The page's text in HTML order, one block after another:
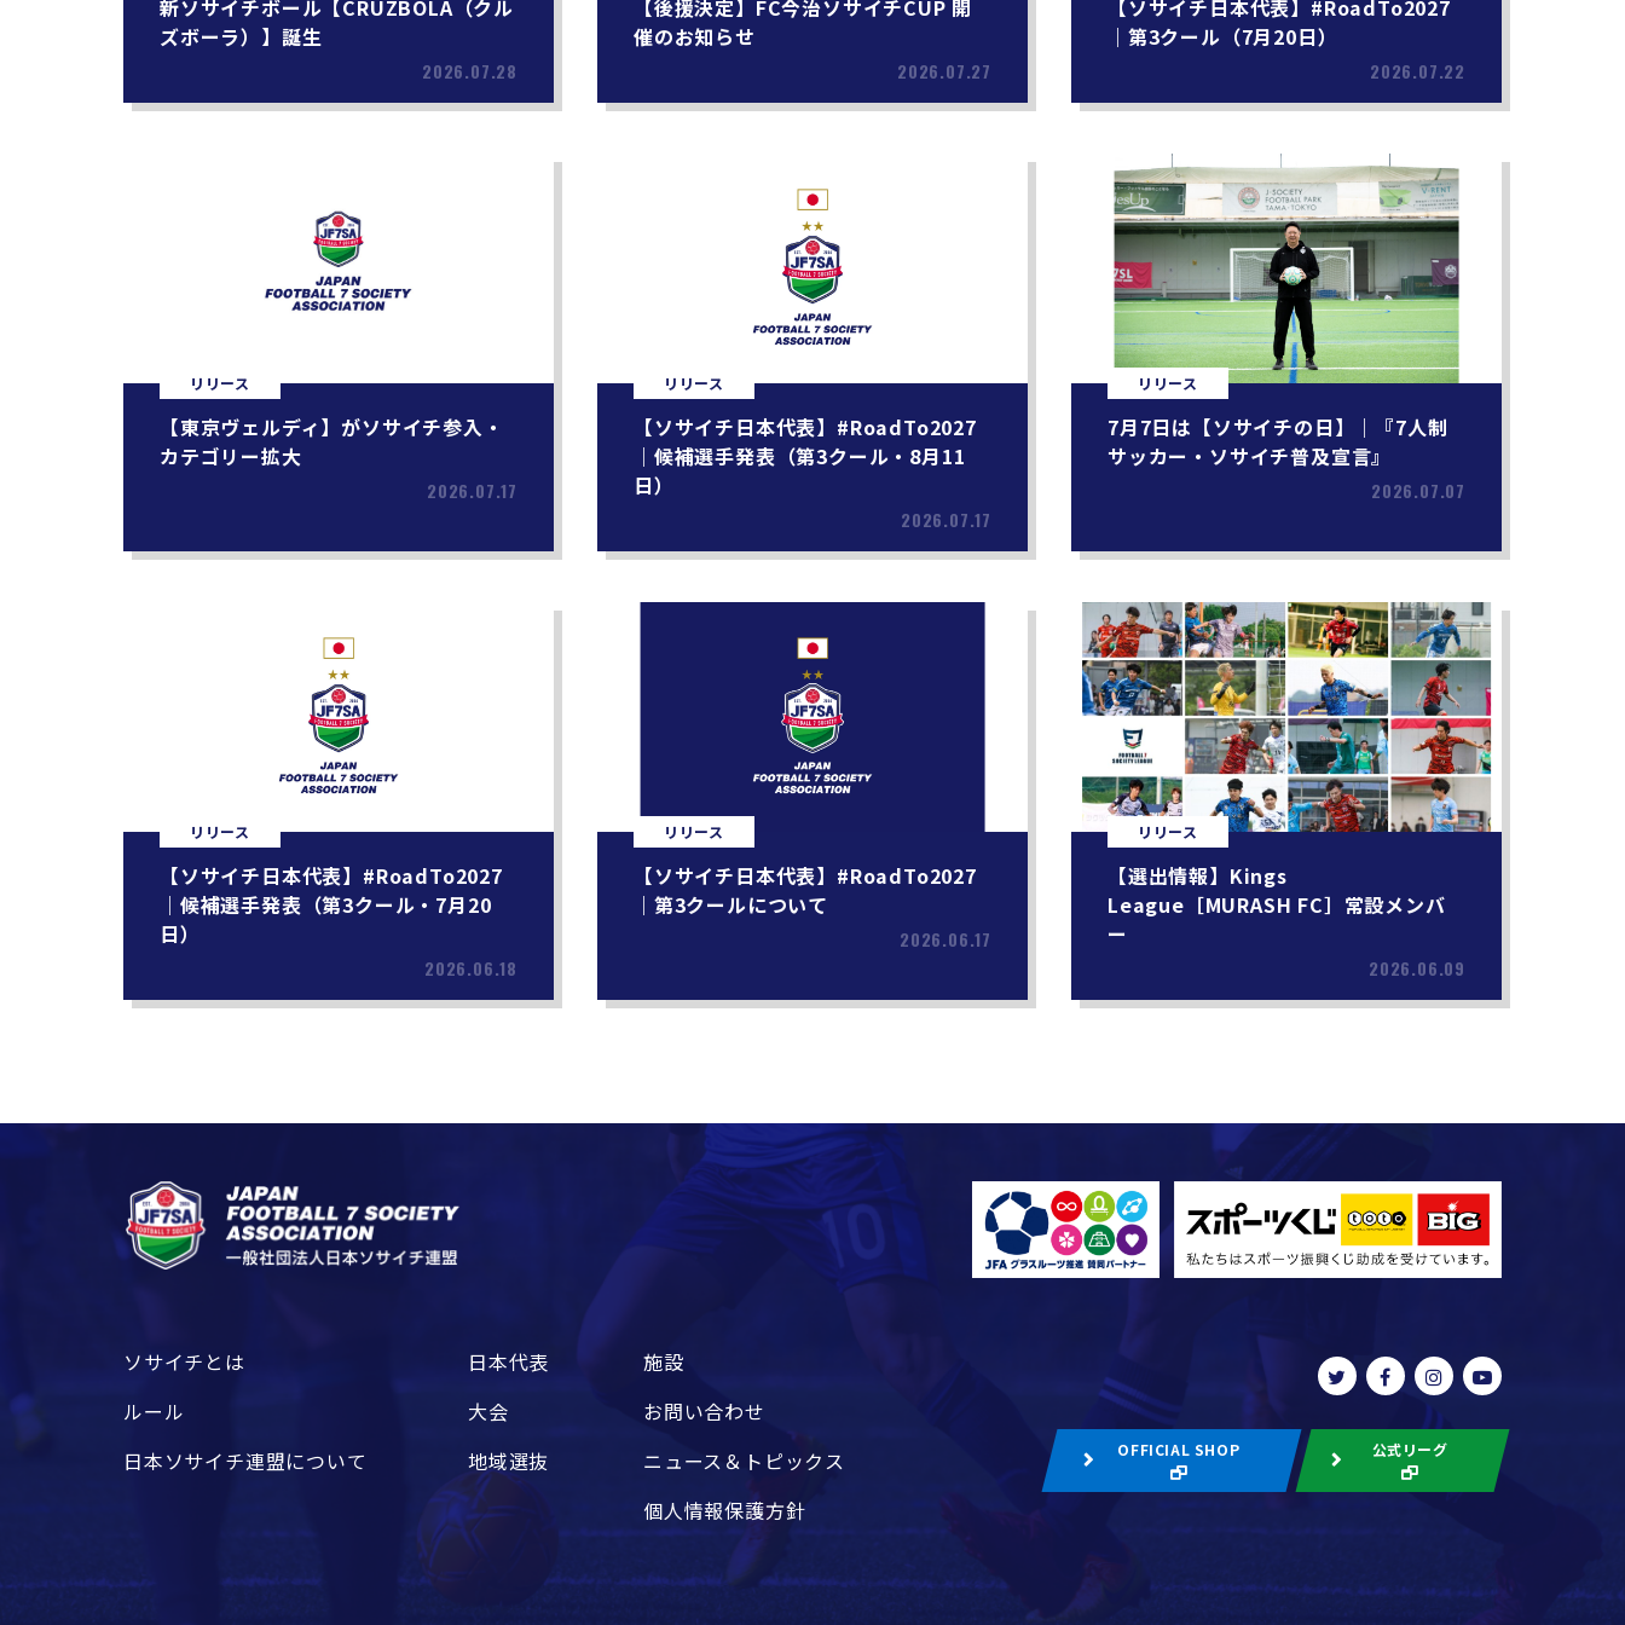
新ソサイチボール【CRUZBOLA（クル
ズボーラ）】誕生
2026.07.28
【後援決定】FC今治ソサイチCUP 開
催のお知らせ
2026.07.27
【ソサイチ日本代表】#RoadTo2027
｜第3クール（7月20日）
2026.07.22
リリース
【東京ヴェルディ】がソサイチ参入・
カテゴリー拡大
2026.07.17
リリース
【ソサイチ日本代表】#RoadTo2027
｜候補選手発表（第3クール・8月11
日）
2026.07.17
リリース
7月7日は【ソサイチの日】｜『7人制
サッカー・ソサイチ普及宣言』
2026.07.07
リリース
【ソサイチ日本代表】#RoadTo2027
｜候補選手発表（第3クール・7月20
日）
2026.06.18
リリース
【ソサイチ日本代表】#RoadTo2027
｜第3クールについて
2026.06.17
リリース
【選出情報】Kings
League［MURASH FC］常設メンバ
ー
2026.06.09
ソサイチとは
ルール
日本ソサイチ連盟について
日本代表
大会
地域選抜
施設
お問い合わせ
ニュース＆トピックス
個人情報保護方針
OFFICIAL SHOP 公式リーグ